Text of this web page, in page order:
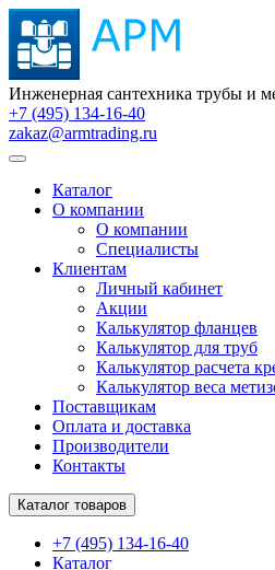
Инженерная сантехника трубы и
+7 (495) 134-16-40
zakaz@armtrading.ru
Каталог
О компании
О компании
Специалисты
Клиентам
Личный кабинет
Акции
Калькулятор фланцев
Калькулятор для труб
Калькулятор расчета
Калькулятор веса
Поставщикам
Оплата и доставка
Производители
Контакты
Каталог товаров
+7 (495) 134-16-40
Каталог